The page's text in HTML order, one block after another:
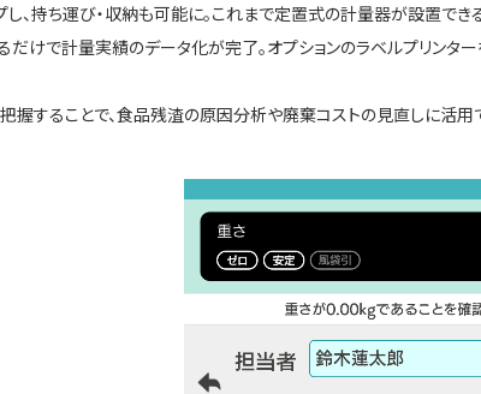
、持ち運び・収納も可能に。これまで定置式の計量器が設置で
けで計量実績のデータ化が完了。オプションのラベルプリンタ
握することで、食品残渣の原因分析や廃棄コストの見直しに活用